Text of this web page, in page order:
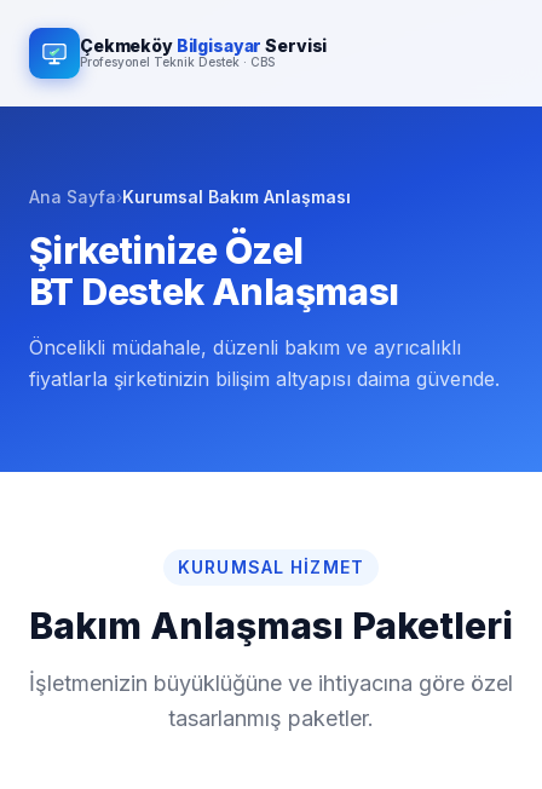
Çekmeköy Bilgisayar Servisi
Profesyonel Teknik Destek · CBS
Ana Sayfa›Kurumsal Bakım Anlaşması
Şirketinize Özel
BT Destek Anlaşması
Öncelikli müdahale, düzenli bakım ve ayrıcalıklı
fiyatlarla şirketinizin bilişim altyapısı daima güvende.
KURUMSAL HIZMET
Bakım Anlaşması Paketleri
İşletmenizin büyüklüğüne ve ihtiyacına göre özel
tasarlanmış paketler.